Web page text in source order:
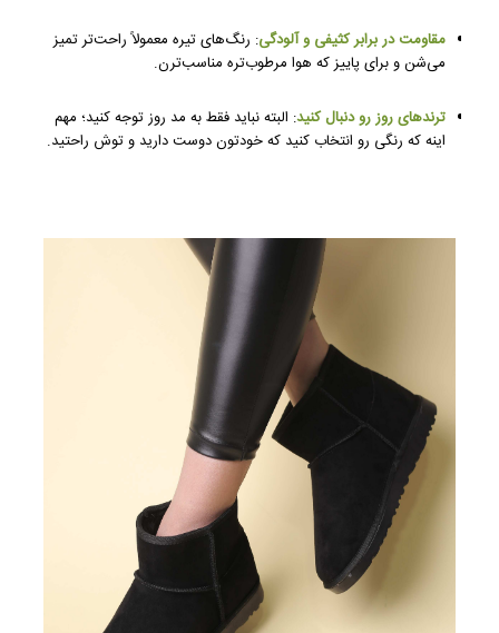
مقاومت در برابر کثیفی و آلودگی: رنگ‌های تیره معمولاً راحت‌تر تمیز
می‌شن و برای پاییز که هوا مرطوب‌تره مناسب‌ترن.
ترندهای روز رو دنبال کنید: البته نباید فقط به مد روز توجه کنید؛ مهم
اینه که رنگی رو انتخاب کنید که خودتون دوست دارید و توش راحتید.